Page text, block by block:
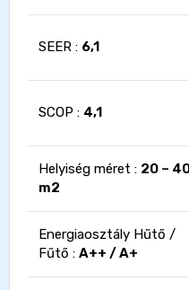
SEER : 6,1
SCOP : 4,1
Helyiség méret : 20 –
m2
Energiaosztály Hűtő /
Fűtő : A++ / A+